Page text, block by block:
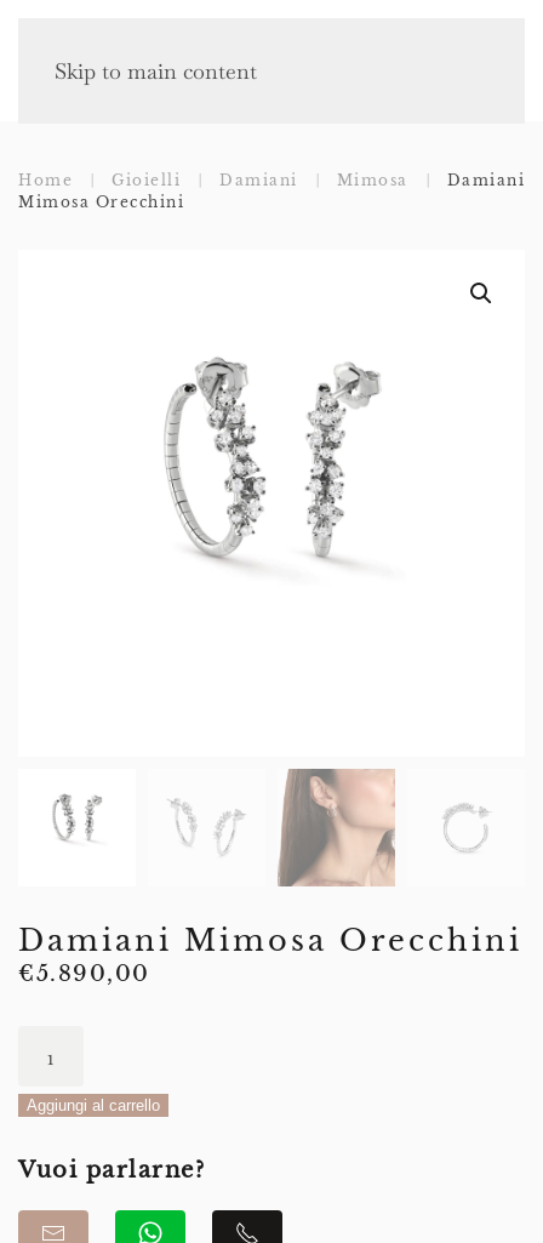
Skip to main content
Home Gioielli Damiani Mimosa
Damiani
Mimosa Orecchini
Damiani Mimosa Orecchini
€5.890,00
Mimosa
Orecchini
Aggiungi al carrello
Vuoi parlarne?